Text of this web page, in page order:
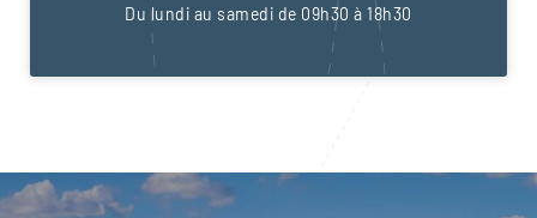
Du lundi au samedi de 09h30 à 18h30